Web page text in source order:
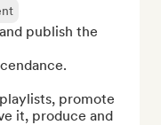
publish the
promote
it, produce and